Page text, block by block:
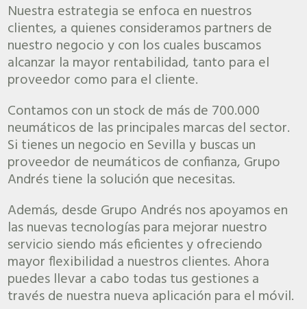
Nuestra estrategia se enfoca en nuestros
clientes, a quienes consideramos partners de
nuestro negocio y con los cuales buscamos
alcanzar la mayor rentabilidad, tanto para el
proveedor como para el cliente.
Contamos con un stock de más de 700.000
neumáticos de las principales marcas del sector.
Si tienes un negocio en Sevilla y buscas un
proveedor de neumáticos de confianza, Grupo
Andrés tiene la solución que necesitas.
Además, desde Grupo Andrés nos apoyamos en
las nuevas tecnologías para mejorar nuestro
servicio siendo más eficientes y ofreciendo
mayor flexibilidad a nuestros clientes. Ahora
puedes llevar a cabo todas tus gestiones a
través de nuestra nueva aplicación para el móvil.